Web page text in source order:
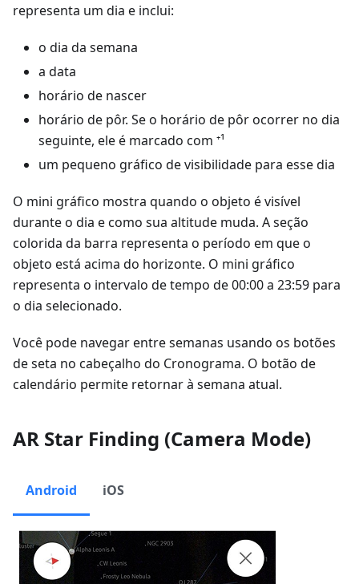
representa um dia e inclui:
o dia da semana
a data
horário de nascer
horário de pôr. Se o horário de pôr ocorrer no dia
seguinte, ele é marcado com ⁺¹
um pequeno gráfico de visibilidade para esse dia
O mini gráfico mostra quando o objeto é visível
durante o dia e como sua altitude muda. A seção
colorida da barra representa o período em que o
objeto está acima do horizonte. O mini gráfico
representa o intervalo de tempo de 00:00 a 23:59 para
o dia selecionado.
Você pode navegar entre semanas usando os botões
de seta no cabeçalho do Cronograma. O botão de
calendário permite retornar à semana atual.
AR Star Finding (Camera Mode)
Android iOS